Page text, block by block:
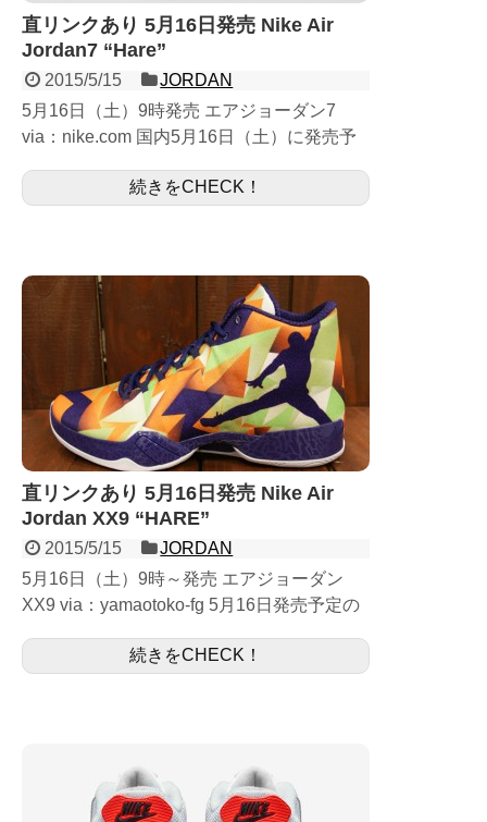
直リンクあり 5月16日発売 Nike Air
Jordan7 “Hare”
2015/5/15
JORDAN
5月16日（土）9時発売 エアジョーダン7
via：nike.com 国内5月16日（土）に発売予
今月からジョーダン7のリリー...
続きをCHECK！
直リンクあり 5月16日発売 Nike Air
Jordan XX9 “HARE”
2015/5/15
JORDAN
5月16日（土）9時～発売 エアジョーダン
XX9 via：yamaotoko-fg 5月16日発売予定の
デカデカとしたジャンプマンと...
続きをCHECK！